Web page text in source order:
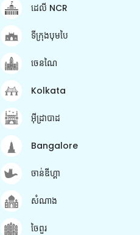
ដេលី NCR
ទីក្រុងបុមបៃ
ចេនណៃ
Kolkata
អ៊ីដ្រាបាដ
Bangalore
ចាន់ឌីហ្គា
សំណាង
ចៃពួរ